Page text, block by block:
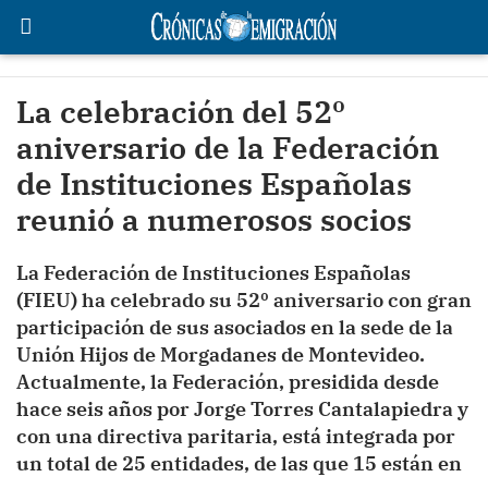
La celebración del 52º
aniversario de la Federación
de Instituciones Españolas
reunió a numerosos socios
La Federación de Instituciones Españolas
(FIEU) ha celebrado su 52º aniversario con gran
participación de sus asociados en la sede de la
Unión Hijos de Morgadanes de Montevideo.
Actualmente, la Federación, presidida desde
hace seis años por Jorge Torres Cantalapiedra y
con una directiva paritaria, está integrada por
un total de 25 entidades, de las que 15 están en